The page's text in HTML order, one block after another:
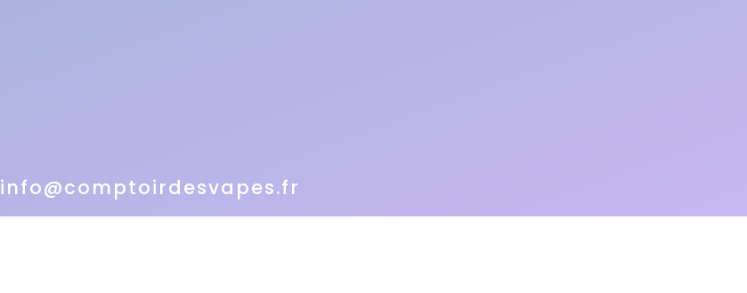
info@comptoirdesvapes.fr